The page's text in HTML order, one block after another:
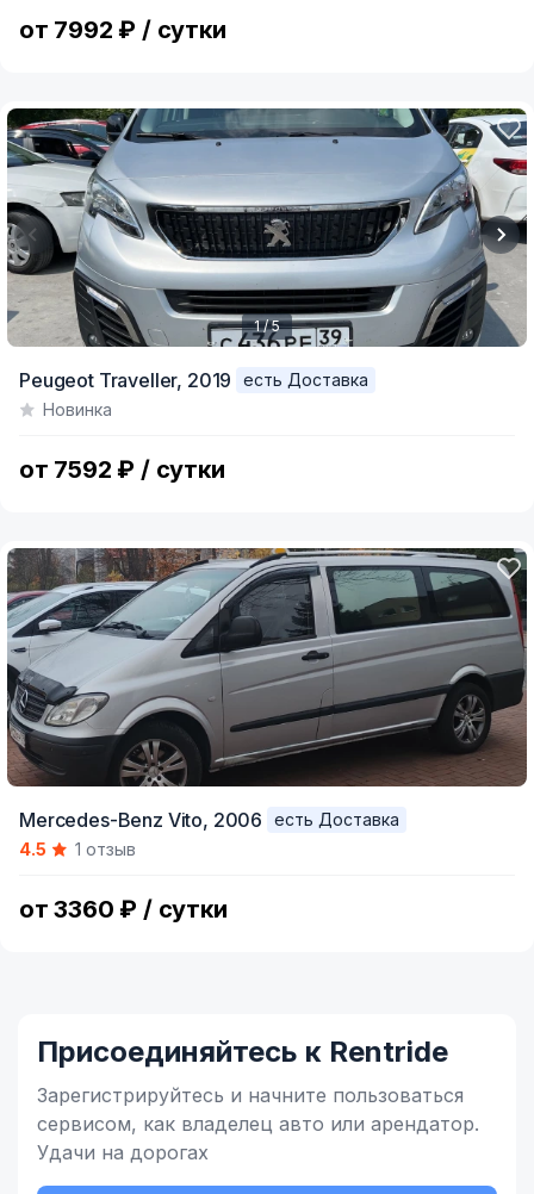
от 7992 ₽ / сутки
of
1 / 5
Peugeot Traveller, 2019
есть Доставка
Новинка
от 7592 ₽ / сутки
Mercedes-Benz Vito, 2006
есть Доставка
4.5
1 отзыв
от 3360 ₽ / сутки
Присоединяйтесь к Rentride
Зарегистрируйтесь и начните пользоваться
сервисом, как владелец авто или арендатор.
Удачи на дорогах